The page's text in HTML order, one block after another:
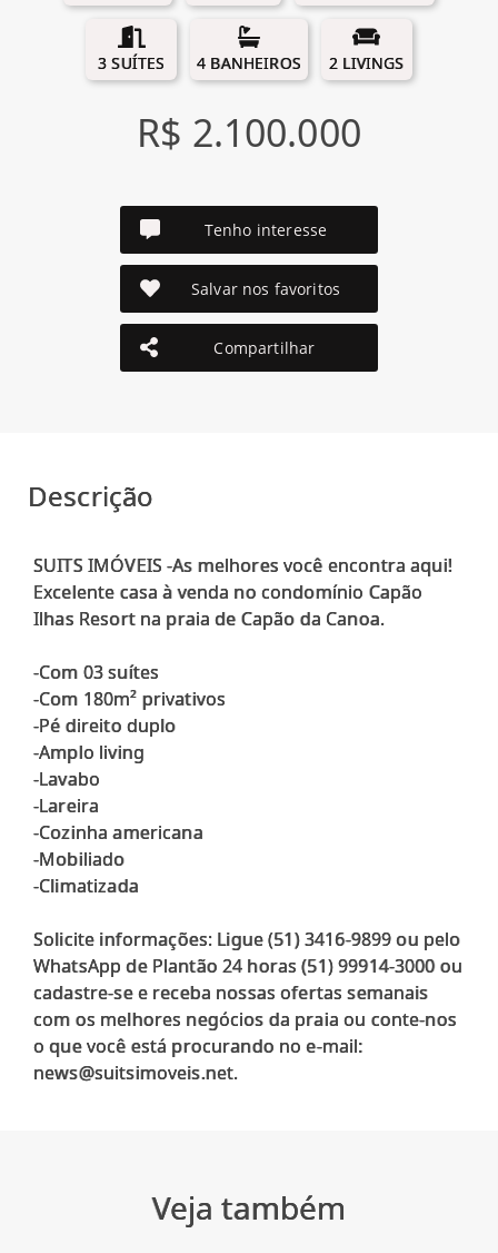
3 SUÍTES 4 BANHEIROS 2 LIVINGS
R$ 2.100.000
Tenho interesse
Salvar nos favoritos
Compartilhar
Descrição
SUITS IMÓVEIS -As melhores você encontra aqui!
Excelente casa à venda no condomínio Capão
Ilhas Resort na praia de Capão da Canoa.
-Com 03 suítes
-Com 180m² privativos
-Pé direito duplo
-Amplo living
-Lavabo
-Lareira
-Cozinha americana
-Mobiliado
-Climatizada
Solicite informações: Ligue (51) 3416-9899 ou pelo
WhatsApp de Plantão 24 horas (51) 99914-3000 ou
cadastre-se e receba nossas ofertas semanais
com os melhores negócios da praia ou conte-nos
o que você está procurando no e-mail:
Veja também